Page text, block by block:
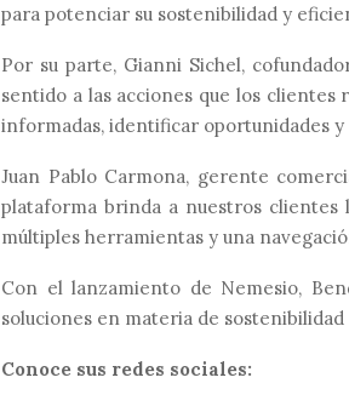
para potenciar su sostenibilidad y
Por su parte, Gianni Sichel,
sentido a las acciones que los
informadas, identificar oportunidades
Juan Pablo Carmona, gerente
plataforma brinda a nuestros
múltiples herramientas y una
Con el lanzamiento de Nemesio,
soluciones en materia de
Conoce sus redes sociales: